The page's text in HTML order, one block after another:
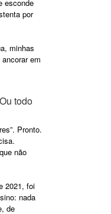
esconde
por
minhas
em
todo
Pronto.
não
2021, foi
nada
de